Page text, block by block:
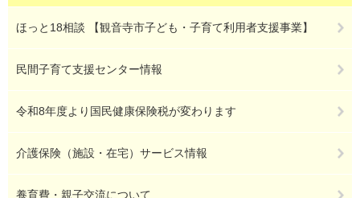
ほっと18相談 【観音寺市子ども・子育て利用者支援事業】
民間子育て支援センター情報
令和8年度より国民健康保険税が変わります
介護保険（施設・在宅）サービス情報
養育費・親子交流について